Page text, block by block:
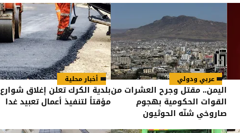
عربي ودولي
اليمن.. مقتل وجرح العشرات من
القوات الحكومية بهجوم
صاروخي شنّه الحوثيون
أخبار محلية
بلدية الكرك تعلن إغلاق شوارع
مؤقتاً لتنفيذ أعمال تعبيد غدا